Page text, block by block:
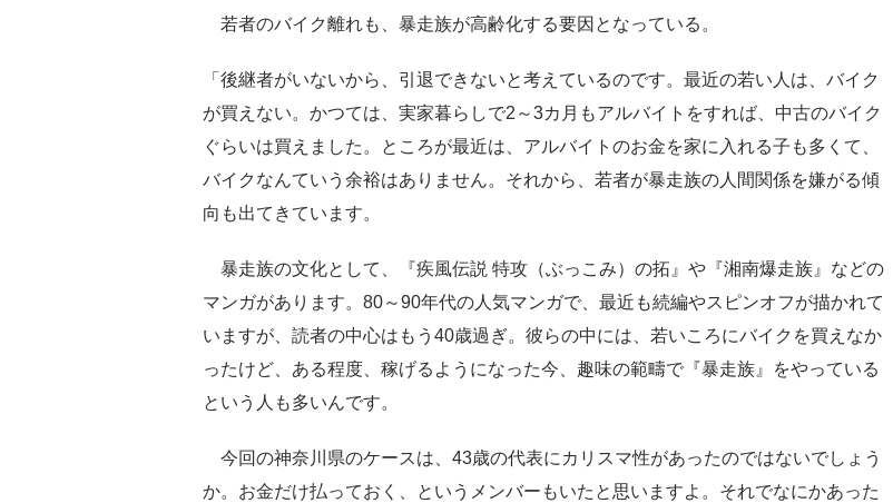
若者のバイク離れも、暴走族が高齢化する要因となっている。
「後継者がいないから、引退できないと考えているのです。最近の若い人は、バイク
が買えない。かつては、実家暮らしで2～3カ月もアルバイトをすれば、中古のバイク
ぐらいは買えました。ところが最近は、アルバイトのお金を家に入れる子も多くて、
バイクなんていう余裕はありません。それから、若者が暴走族の人間関係を嫌がる傾
向も出てきています。
暴走族の文化として、『疾風伝説 特攻（ぶっこみ）の拓』や『湘南爆走族』などの
マンガがあります。80～90年代の人気マンガで、最近も続編やスピンオフが描かれて
いますが、読者の中心はもう40歳過ぎ。彼らの中には、若いころにバイクを買えなか
ったけど、ある程度、稼げるようになった今、趣味の範疇で『暴走族』をやっている
という人も多いんです。
今回の神奈川県のケースは、43歳の代表にカリスマ性があったのではないでしょう
か。お金だけ払っておく、というメンバーもいたと思いますよ。それでなにかあった